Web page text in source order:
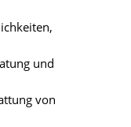
und
von